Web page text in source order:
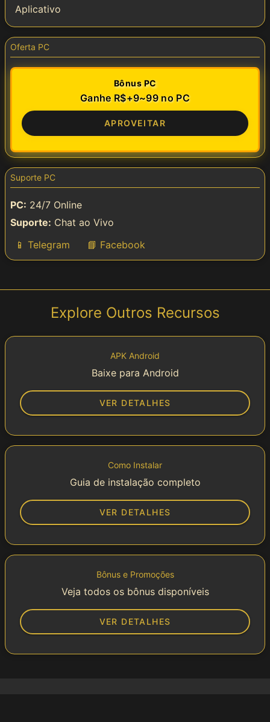
Aplicativo
Oferta PC
Bônus PC
Ganhe R$+9~99 no PC
APROVEITAR
Suporte PC
PC: 24/7 Online
Suporte: Chat ao Vivo
📱 Telegram
📘 Facebook
Explore Outros Recursos
APK Android
Baixe para Android
VER DETALHES
Como Instalar
Guia de instalação completo
VER DETALHES
Bônus e Promoções
Veja todos os bônus disponíveis
VER DETALHES